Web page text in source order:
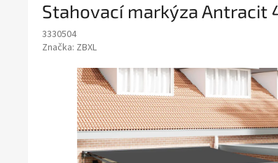
Stahovací markýza Antracit
3330504
Značka: ZBXL